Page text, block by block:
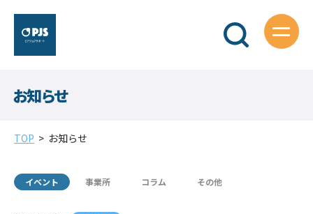
お知らせ
TOP > お知らせ
イベント 事業所 コラム その他